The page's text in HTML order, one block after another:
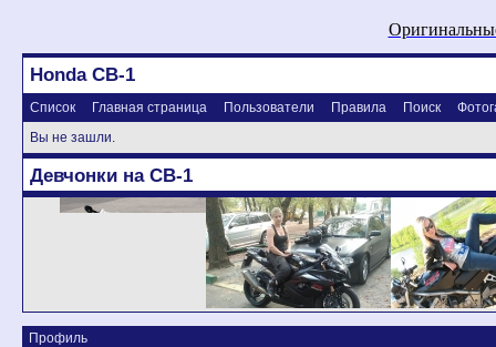
Honda CB-1
Список Главная страница Пользователи Правила Поиск
Вы не зашли.
Девчонки на CB-1
Профиль